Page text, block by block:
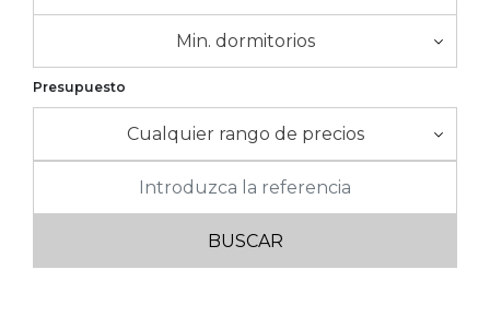
Min. dormitorios
Presupuesto
Cualquier rango de precios